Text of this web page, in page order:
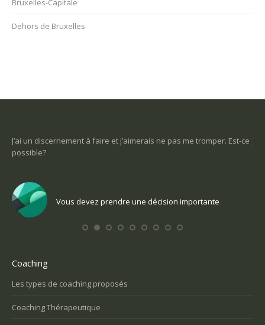
Bruxelles-Capitale
Dehors de Bruxelles
Est-ce Je ne sais pas ce que je veux faire dans la vie : comment
un sens
Vous voulez trouver votre voix personnelle
Coaching
Les types de coaching proposés
Coaching Thérapeutique